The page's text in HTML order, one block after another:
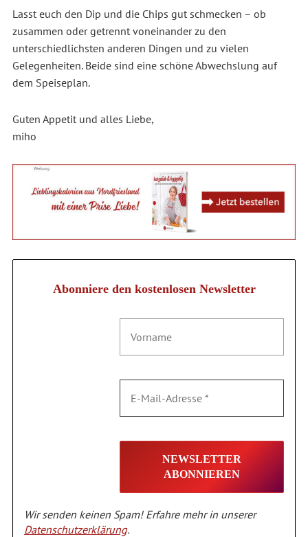
Lasst euch den Dip und die Chips gut schmecken – ob
zusammen oder getrennt voneinander zu den
unterschiedlichsten anderen Dingen und zu vielen
Gelegenheiten. Beide sind eine schöne Abwechslung auf
dem Speiseplan.
Guten Appetit und alles Liebe,
miho
Abonniere den kostenlosen Newsletter
Wir senden keinen Spam! Erfahre mehr in unserer
Datenschutzerklärung.